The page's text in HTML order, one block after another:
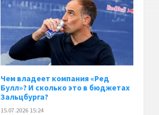
Чем владеет компания «Ред
Булл»? И сколько это в бюджетах
Зальцбурга?
15.07.2026 15:24